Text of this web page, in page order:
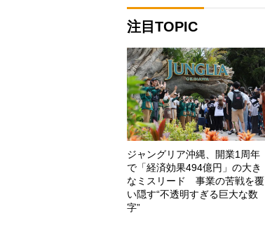
注目TOPIC
ジャングリア沖縄、開業1周年
で「経済効果494億円」の大き
なミスリード 事業の苦戦を覆
い隠す“不透明すぎる巨大な数
字”